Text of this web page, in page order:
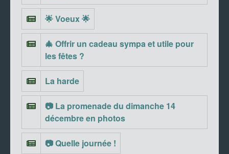
🌟 Voeux 🌟
🎄 Offrir un cadeau sympa et utile pour
les fêtes ?
La harde
📷 La promenade du dimanche 14
décembre en photos
📷 Quelle journée !